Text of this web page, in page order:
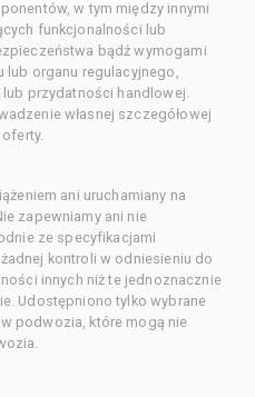
w tym między innymi
funkcjonalności lub
bądź wymogami
organu regulacyjnego,
przydatności handlowej.
własnej szczegółowej
ani uruchamiany na
zapewniamy ani nie
ze specyfikacjami
kontroli w odniesieniu do
innych niż te jednoznacznie
Udostępniono tylko wybrane
podwozia, które mogą nie